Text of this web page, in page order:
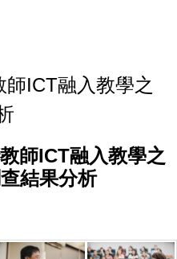
ICT融入教學之
師ICT融入教學之
結果分析